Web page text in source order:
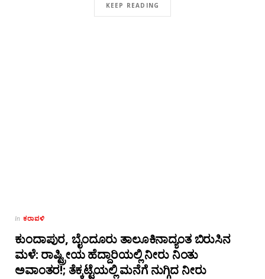
KEEP READING
In ಕರಾವಳಿ
ಕುಂದಾಪುರ, ಬೈಂದೂರು ತಾಲೂಕಿನಾದ್ಯಂತ ಬಿರುಸಿನ
ಮಳೆ: ರಾಷ್ಟ್ರೀಯ ಹೆದ್ದಾರಿಯಲ್ಲಿ‌ ನೀರು ನಿಂತು
ಅವಾಂತರ!; ತೆಕ್ಕಟ್ಟೆಯಲ್ಲಿ ಮನೆಗೆ ನುಗ್ಗಿದ ನೀರು